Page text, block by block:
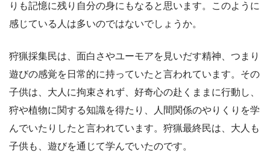
りも記憶に残り自分の身にもなると思います。このように
感じている人は多いのではないでしょうか。
狩猟採集民は、面白さやユーモアを見いだす精神、つまり
遊びの感覚を日常的に持っていたと言われています。その
子供は、大人に拘束されず、好奇心の赴くままに行動し、
狩や植物に関する知識を得たり、人間関係のやりくりを学
んでいたりしたと言われています。狩猟最終民は、大人も
子供も、遊びを通じて学んでいたのです。